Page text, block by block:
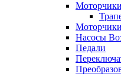
Насосы
Педали